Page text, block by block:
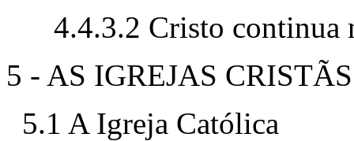
4.4.3.2 Cristo continua
5 - AS IGREJAS CRISTÃS
5.1 A Igreja Católica